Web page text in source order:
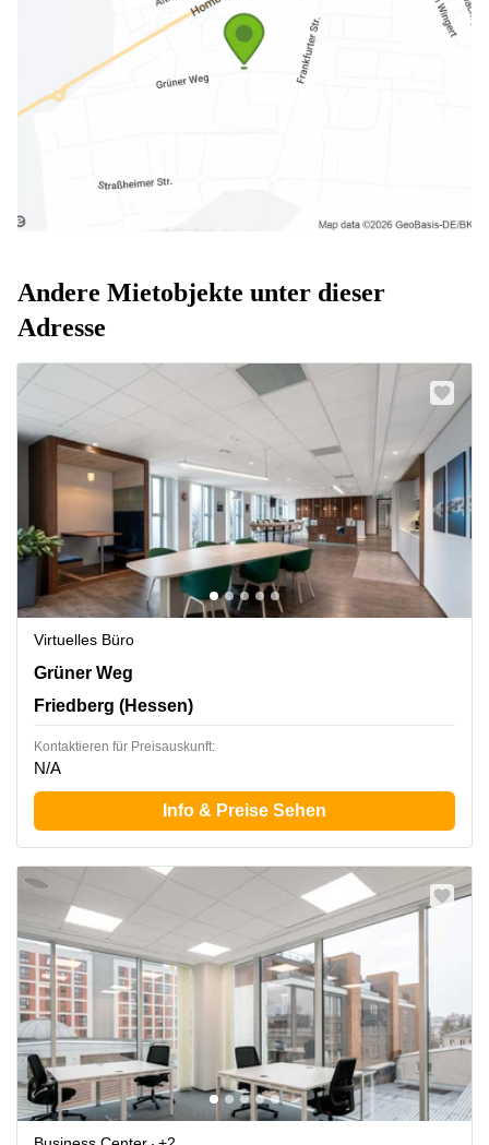
Andere Mietobjekte unter dieser
Adresse
Virtuelles Büro
Grüner Weg 5, Friedberg (Hessen)
Grüner Weg
Friedberg (Hessen)
Kontaktieren für Preisauskunft:
N/A
Info & Preise Sehen